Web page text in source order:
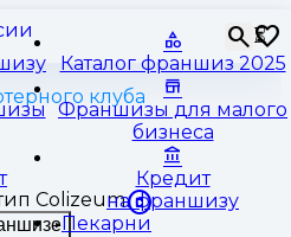
⏳
Каталог франшиз 2025
Франшизы для малого
бизнеса
Кредит
на франшизу
Пекарни
клуба